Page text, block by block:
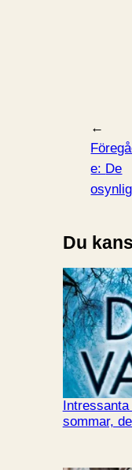
←
e: De
Du
sommar, del